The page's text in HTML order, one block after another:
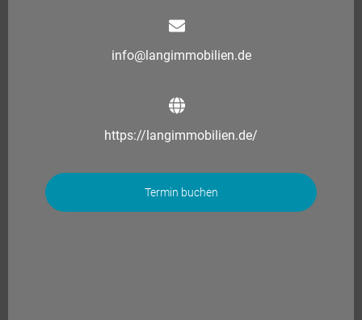
info@langimmobilien.de
https://langimmobilien.de/
Termin buchen